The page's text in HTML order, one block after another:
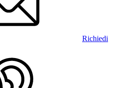
Richiedi